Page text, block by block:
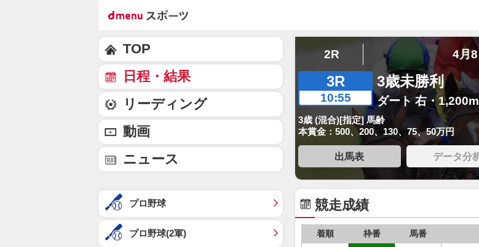
2R 4月
3R
10:55
3歳未勝利
ダート 右・
3歳 (混合)[指定] 馬齢
本賞金：500、200、130、75、50万円
出馬表 データ分
競走成績
着順 枠番 馬番
TOP
日程・結果
リーディング
動画
ニュース
プロ野球
プロ野球(2軍)